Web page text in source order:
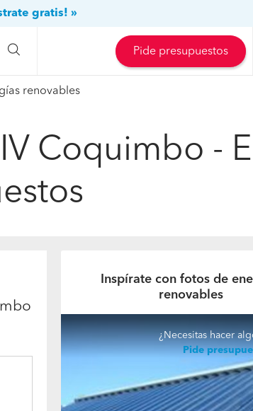
gratis! »
a la comunidad
Pide presupuestos
renovables
Coquimbo -
Inspírate con fotos de
renovables
¿Necesitas hacer
Pide